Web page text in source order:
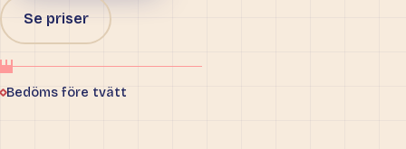
Se priser
Bedöms före tvätt